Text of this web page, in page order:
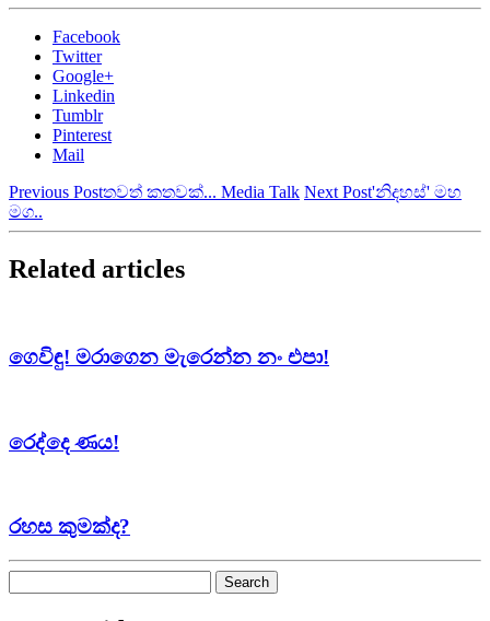
Facebook
Twitter
Google+
Linkedin
Tumblr
Pinterest
Mail
Previous Postතවත් කතවක්... Media Talk Next Post'නිදහස්' මහ
මග..
Related articles
ගෙවිඳු! මරාගෙන මැරෙන්න නං එපා!
රෙද්දෙ ණය!
රහස කුමක්ද?
for: